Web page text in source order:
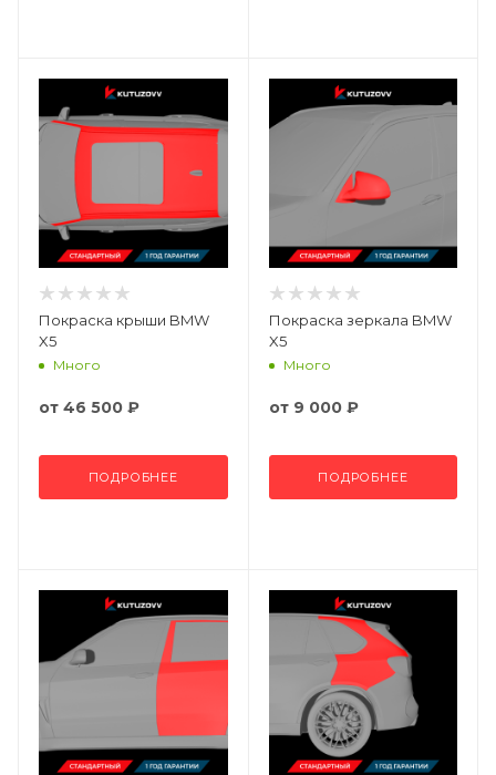
Покраска крыши BMW
X5
Много
от 46 500 ₽
ПОДРОБНЕЕ
Покраска зеркала BMW
X5
Много
от 9 000 ₽
ПОДРОБНЕЕ